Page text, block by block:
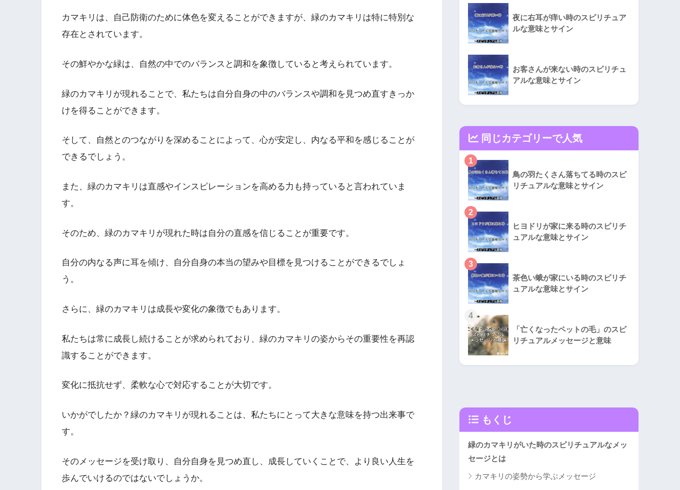
カマキリは、自己防衛のために体色を変えることができますが、緑のカマキリは特に特別な
存在とされています。
その鮮やかな緑は、自然の中でのバランスと調和を象徴していると考えられています。
緑のカマキリが現れることで、私たちは自分自身の中のバランスや調和を見つめ直すきっか
けを得ることができます。
そして、自然とのつながりを深めることによって、心が安定し、内なる平和を感じることが
できるでしょう。
また、緑のカマキリは直感やインスピレーションを高める力も持っていると言われていま
す。
そのため、緑のカマキリが現れた時は自分の直感を信じることが重要です。
自分の内なる声に耳を傾け、自分自身の本当の望みや目標を見つけることができるでしょ
う。
さらに、緑のカマキリは成長や変化の象徴でもあります。
私たちは常に成長し続けることが求められており、緑のカマキリの姿からその重要性を再認
識することができます。
変化に抵抗せず、柔軟な心で対応することが大切です。
いかがでしたか？緑のカマキリが現れることは、私たちにとって大きな意味を持つ出来事で
す。
そのメッセージを受け取り、自分自身を見つめ直し、成長していくことで、より良い人生を
歩んでいけるのではないでしょうか。
夜に右耳が痒い時のスピリチュア
ルな意味とサイン
お客さんが来ない時のスピリチュ
アルな意味とサイン
同じカテゴリーで人気
1
鳥の羽たくさん落ちてる時のスピ
リチュアルな意味とサイン
2
ヒヨドリが家に来る時のスピリチ
ュアルな意味とサイン
3
茶色い蛾が家にいる時のスピリチ
ュアルな意味とサイン
4
「亡くなったペットの毛」のスピ
リチュアルメッセージと意味
もくじ
緑のカマキリがいた時のスピリチュアルなメッ
セージとは
カマキリの姿勢から学ぶメッセージ